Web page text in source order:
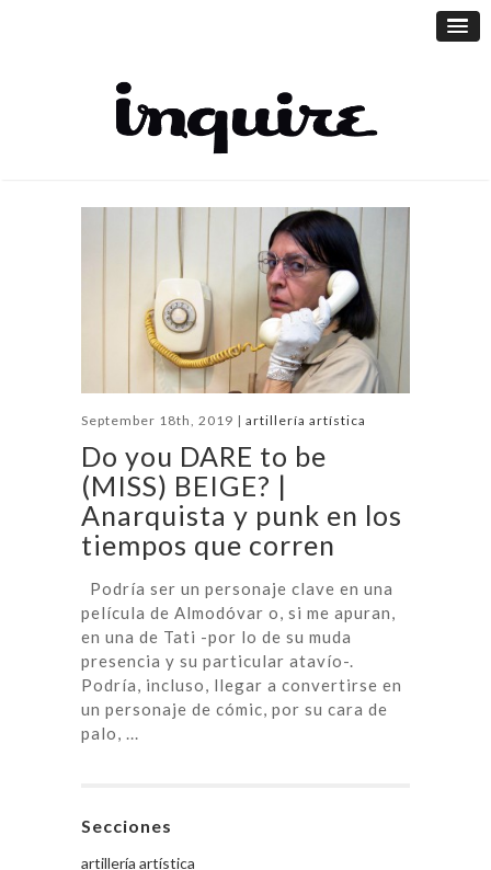
September 18th, 2019 | artillería artística
Do you DARE to be
(MISS) BEIGE? |
Anarquista y punk en los
tiempos que corren
Podría ser un personaje clave en una
película de Almodóvar o, si me apuran,
en una de Tati -por lo de su muda
presencia y su particular atavío-.
Podría, incluso, llegar a convertirse en
un personaje de cómic, por su cara de
palo, ...
Secciones
artillería artística